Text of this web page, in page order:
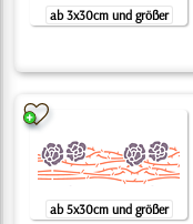
ab 3x30cm und größer
ab 5x30cm und größer